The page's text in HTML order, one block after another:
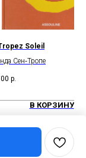
Soleil
Сен‑Тропе
р.
В КОРЗИНУ